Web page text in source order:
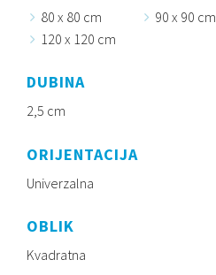
80 x 80 cm 90 x 90 cm
120 x 120 cm
DUBINA
2,5 cm
ORIJENTACIJA
Univerzalna
OBLIK
Kvadratna